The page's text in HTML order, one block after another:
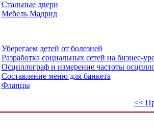
Стальные двери
Мебель Мадрид
Уберегаем детей от болезней
Разработка социальных сетей на бизнес-
Осциллограф и измерение частоты
Составление меню для банкета
Фланцы
<<